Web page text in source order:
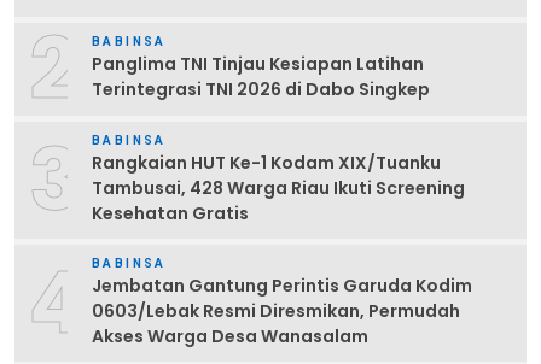
2 BABINSA
Panglima TNI Tinjau Kesiapan Latihan
Terintegrasi TNI 2026 di Dabo Singkep
3 BABINSA
Rangkaian HUT Ke-1 Kodam XIX/Tuanku
Tambusai, 428 Warga Riau Ikuti Screening
Kesehatan Gratis
4 BABINSA
Jembatan Gantung Perintis Garuda Kodim
0603/Lebak Resmi Diresmikan, Permudah
Akses Warga Desa Wanasalam